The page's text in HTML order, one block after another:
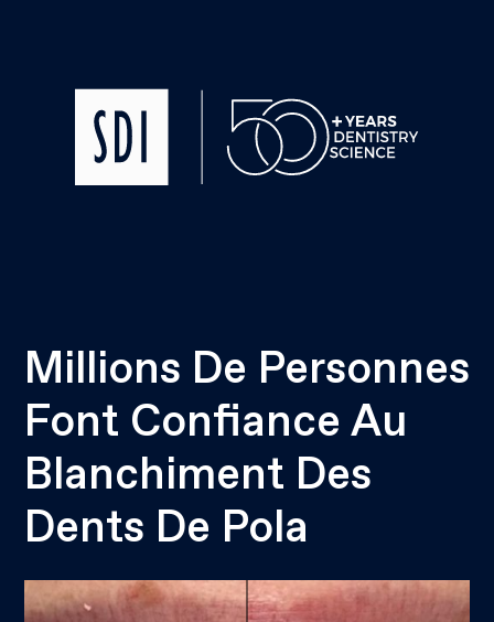
Millions De Personnes
Font Confiance Au
Blanchiment Des
Dents De Pola